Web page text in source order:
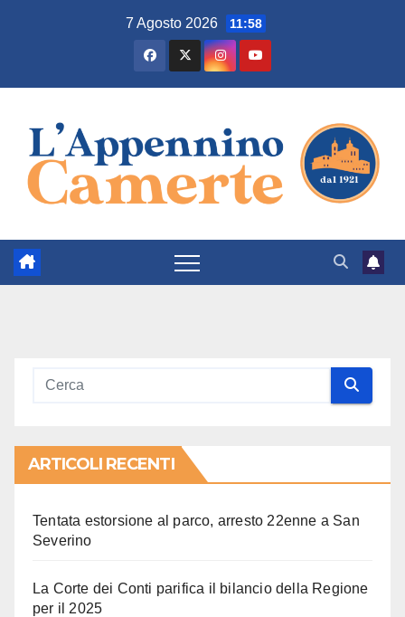
7 Agosto 2026 11:58
ARTICOLI RECENTI
Tentata estorsione al parco, arresto 22enne a San
Severino
La Corte dei Conti parifica il bilancio della Regione
per il 2025